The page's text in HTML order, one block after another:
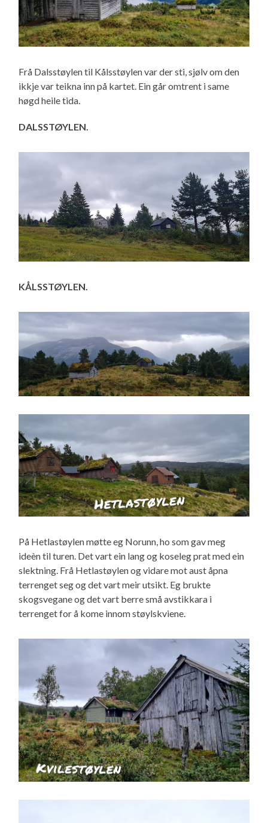
Frå Dalsstøylen til Kålsstøylen var der sti, sjølv om den
ikkje var teikna inn på kartet. Ein går omtrent i same
høgd heile tida.
DALSSTØYLEN.
KÅLSSTØYLEN.
På Hetlastøylen møtte eg Norunn, ho som gav meg
ideèn til turen. Det vart ein lang og koseleg prat med ein
slektning. Frå Hetlastøylen og vidare mot aust åpna
terrenget seg og det vart meir utsikt. Eg brukte
skogsvegane og det vart berre små avstikkara i
terrenget for å kome innom støylskviene.